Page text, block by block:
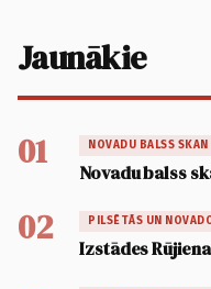
Jaunākie
01 NOVADU BALSS SKAN
Novadu balss
02 PILSĒTĀS UN
Izstādes